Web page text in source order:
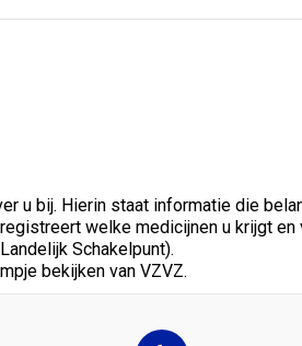
u bij. Hierin staat informatie die
welke medicijnen u krijgt
Schakelpunt).
bekijken van VZVZ.